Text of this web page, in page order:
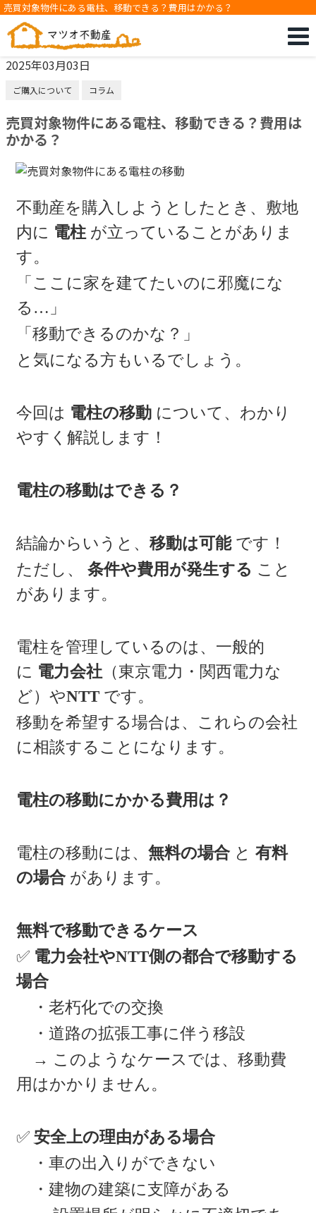
売買対象物件にある電柱、移動できる？費用はかかる？
2025年03月03日
ご購入について コラム
売買対象物件にある電柱、移動できる？費用は
かかる？
不動産を購入しようとしたとき、敷地
内に 電柱 が立っていることがありま
す。
「ここに家を建てたいのに邪魔にな
る…」
「移動できるのかな？」
と気になる方もいるでしょう。
今回は 電柱の移動 について、わかり
やすく解説します！
電柱の移動はできる？
結論からいうと、移動は可能です！
ただし、条件や費用が発生する こと
があります。
電柱を管理しているのは、一般的
に 電力会社 （東京電力・関西電力な
ど）やNTT です。
移動を希望する場合は、これらの会社
に相談することになります。
電柱の移動にかかる費用は？
電柱の移動には、無料の場合と有料
の場合があります。
無料で移動できるケース
✅ 電力会社やNTT側の都合で移動する
場合
・老朽化での交換
・道路の拡張工事に伴う移設
→ このようなケースでは、移動費
用はかかりません。
✅安全上の理由がある場合
・車の出入りができない
・建物の建築に支障がある